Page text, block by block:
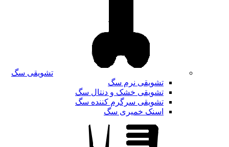
تشویقی سگ
تشویقی نرم سگ
تشویقی خشک و دنتال سگ
تشویقی سرگرم کننده سگ
اسنک خمیری سگ